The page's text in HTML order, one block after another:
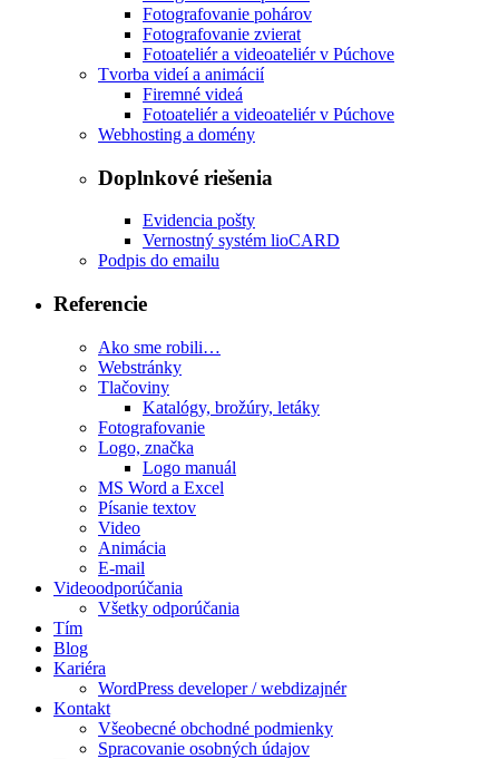
Fotografovanie pohárov
Fotografovanie zvierat
Fotoateliér a videoateliér v Púchove
Tvorba videí a animácií
Firemné videá
Fotoateliér a videoateliér v Púchove
Webhosting a domény
Doplnkové riešenia
Evidencia pošty
Vernostný systém lioCARD
Podpis do emailu
Referencie
Ako sme robili…
Webstránky
Tlačoviny
Katalógy, brožúry, letáky
Fotografovanie
Logo, značka
Logo manuál
MS Word a Excel
Písanie textov
Video
Animácia
E-mail
Videoodporúčania
Všetky odporúčania
Tím
Blog
Kariéra
WordPress developer / webdizajnér
Kontakt
Všeobecné obchodné podmienky
Spracovanie osobných údajov